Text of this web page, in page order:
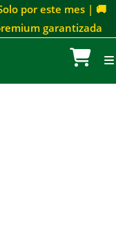
por este mes | 🚚
garantizada